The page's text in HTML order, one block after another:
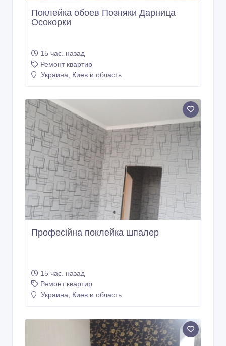
Поклейка обоев Позняки Дарница
Осокорки
15 час. назад
Ремонт квартир
Украина, Киев и область
Професійна поклейка шпалер
15 час. назад
Ремонт квартир
Украина, Киев и область